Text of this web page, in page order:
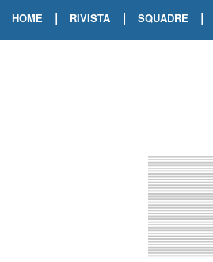
HOME | RIVISTA | SQUADRE |